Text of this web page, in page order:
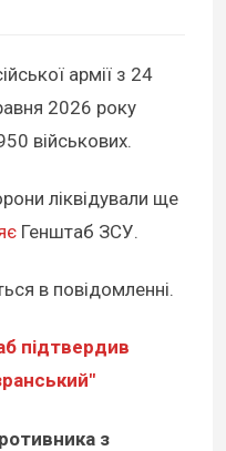
армії з 24
2026 року
військових.
ліквідували ще
Генштаб ЗСУ.
в повідомленні.
підтвердив
з